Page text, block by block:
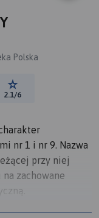
Polska
Ocena trasy:
2.1/6
nr 1 i nr 9. Nazwa
przy niej
zachowane